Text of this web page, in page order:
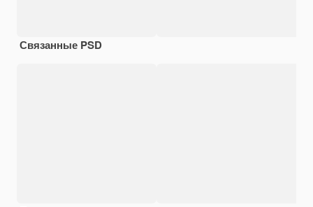
Связанные PSD